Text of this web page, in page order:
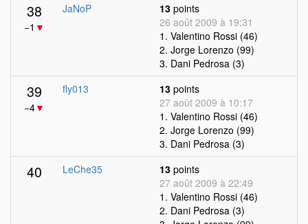
38
−1 ▼
JaNoP 13 points
26 août 2009 à 19:31
1. Valentino Rossi (46)
2. Jorge Lorenzo (99)
3. Dani Pedrosa (3)
39
−4▼
fly013 13 points
27 août 2009 à 10:17
1. Valentino Rossi (46)
2. Jorge Lorenzo (99)
3. Dani Pedrosa (3)
40 LeChe35 13 points
27 août 2009 à 22:49
1. Valentino Rossi (46)
2. Dani Pedrosa (3)